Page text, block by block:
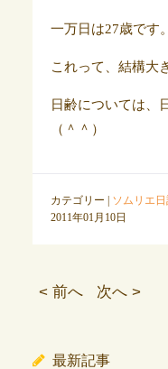
一万日は27歳です。
これって、結構大
日齢については、
（＾＾）
カテゴリー | ソムリエ
2011年01月10日
< 前へ 次へ >
最新記事